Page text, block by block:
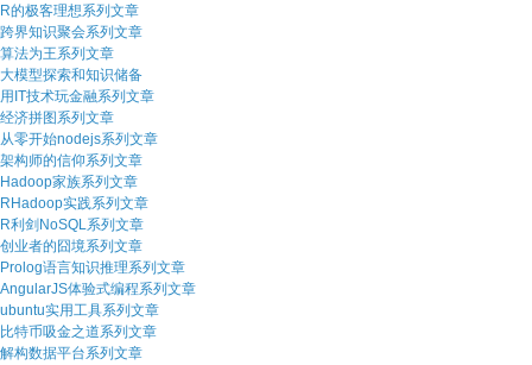
R的极客理想系列文章
跨界知识聚会系列文章
算法为王系列文章
大模型探索和知识储备
用IT技术玩金融系列文章
经济拼图系列文章
从零开始nodejs系列文章
架构师的信仰系列文章
Hadoop家族系列文章
RHadoop实践系列文章
R利剑NoSQL系列文章
创业者的囧境系列文章
Prolog语言知识推理系列文章
AngularJS体验式编程系列文章
ubuntu实用工具系列文章
比特币吸金之道系列文章
解构数据平台系列文章